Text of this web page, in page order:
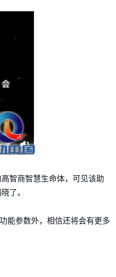
智商智慧生命体，可见该助
了。
能参数外，相信还将会有更多